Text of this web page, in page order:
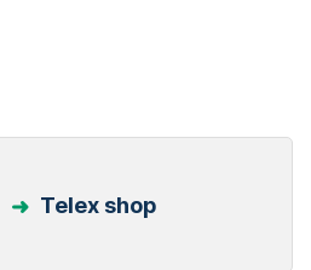
Telex shop